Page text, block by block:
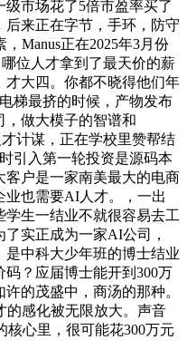
市场花了5倍市盈率买了
来正在字节，手环，防守
Manus正在2025年3月份
位人才拿到了最天价的薪
大四。你都不晓得他们年
梯最挤的时候，产物发布
，做大模子的智谱和
计谋，正在学校里赞帮结
引入第一轮投资是源码本
户是一家南美最大的电商
业也需要AI人才。，一出
生一结业不就很容易去工
实正成为一家AI公司，
中科大少年班的博士结业
？应届博士能开到300万
的茂盛中，商汤的那种。
的感化被无限放大。声音
心里，很可能花300万元